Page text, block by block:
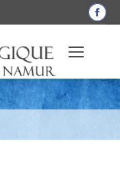
La
une
bas peut-il
dépression ?